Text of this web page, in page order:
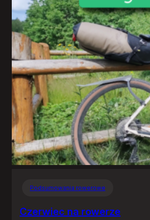
Podsumowania rowerowe
Czerwiec na rowerze